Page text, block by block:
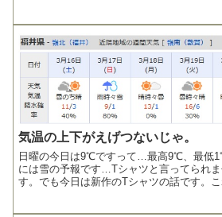
気温の上下がえげつないじゃ。
日曜の今日は9℃ですって…最高9℃、最低
には雪の予報です…Tシャツと言ってられ
す。でも今日は新作のTシャツの話です。